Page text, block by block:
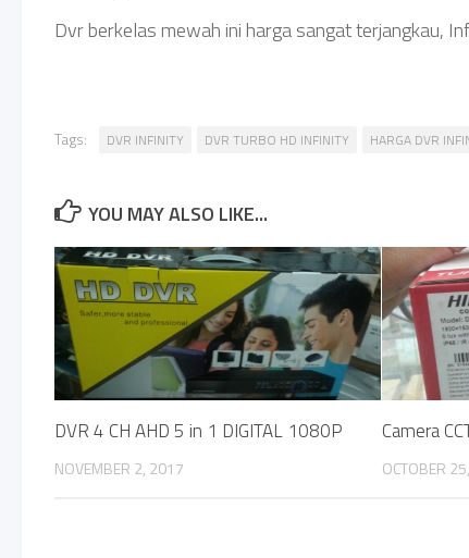
Dvr berkelas mewah ini harga sangat terjangkau,
Tags: DVR INFINITY DVR TURBO HD INFINITY HARGA DVR
YOU MAY ALSO LIKE...
DVR 4 CH AHD 5 in 1 DIGITAL 1080P
NOVEMBER 2, 2017
Camera
OCTOBER